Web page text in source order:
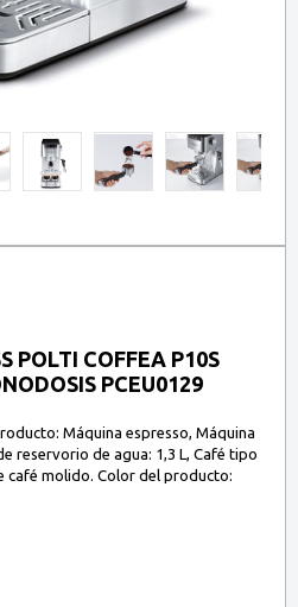
POLTI COFFEA P10S
PCEU0129
Máquina espresso, Máquina
reservorio de agua: 1,3 L, Café tipo
café molido. Color del producto: